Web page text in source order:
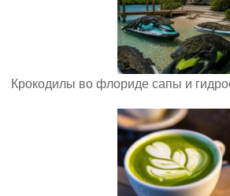
Крокодилы во флориде сапы и